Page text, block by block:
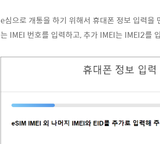
e심으로 개통을 하기 위해서 휴대폰 정보 입력을
는 IMEI 번호를 입력하고, 추가 IMEI는 IMEI2를